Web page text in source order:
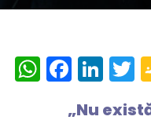
W F Li T
„Nu